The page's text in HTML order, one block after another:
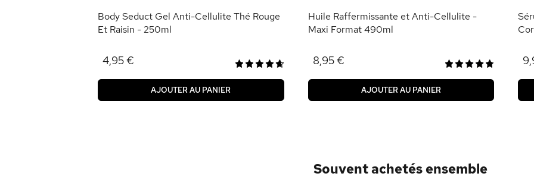
Body Seduct Gel Anti-Cellulite Thé Rouge
Et Raisin - 250ml
4,95 €
AJOUTER AU PANIER
Huile Raffermissante et Anti-Cellulite -
Maxi Format 490ml
8,95 €
AJOUTER AU PANIER
Souvent achetés ensemble